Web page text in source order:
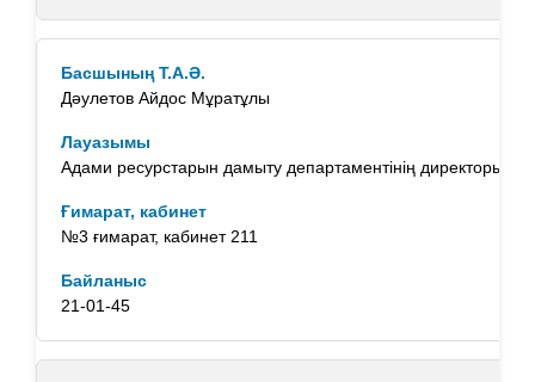
Дәулетов Айдос Мұратұлы
Адами ресурстарын дамыту департаментінің директоры
№3 ғимарат, кабинет 211
21-01-45